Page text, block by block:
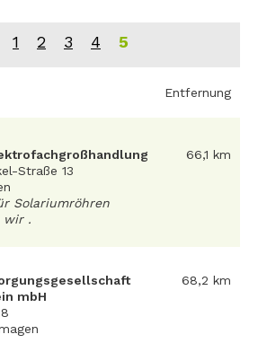
1 2 3 4 5
Entfernung
Straße 13
Solariumröhren
wir .
66,1 km
mbH
68,2 km